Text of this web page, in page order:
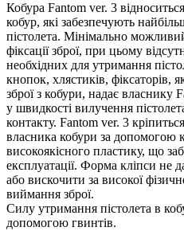
Кобура Fantom ver. 3
кобур, які забезпечують
пістолета. Мінімально
фіксації зброї, при цьому
необхідних для утримання
кнопок, хлястиків, фіксаторів,
зброї з кобури, надає власнику
у швидкості вилучення
контакту. Fantom ver. 3
власника кобури за допомогою
високоякісного пластику, що
експлуатації. Форма кліпси не
або вискочити за високої
виймання зброї.
Силу утримання пістолета в
допомогою гвинтів.